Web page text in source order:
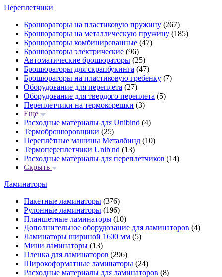
Переплетчики
Брошюраторы на пластиковую пружину (267)
Брошюраторы на металлическую пружину (185)
Брошюраторы комбинированные (47)
Брошюраторы электрические (96)
Автоматические брошюраторы (25)
Брошюраторы для скрапбукинга (47)
Брошюраторы на пластиковую гребенку (7)
Оборудование для переплета (27)
Оборудование для твердого переплета (5)
Переплетчики на термокорешки (3)
Еще
Расходные материалы для Unibind (4)
Термоброшюровщики (25)
Переплётные машины Металбинд (10)
Термопереплетчики Unibind (13)
Расходные материалы для переплетчиков (14)
Скрыть
Ламинаторы
Пакетные ламинаторы (376)
Рулонные ламинаторы (196)
Планшетные ламинаторы (10)
Дополнительное оборудование для ламинаторов (4)
Ламинаторы шириной 1600 мм (5)
Мини ламинаторы (13)
Пленка для ламинаторов (296)
Широкоформатные ламинаторы (24)
Расходные материалы для ламинаторов (8)